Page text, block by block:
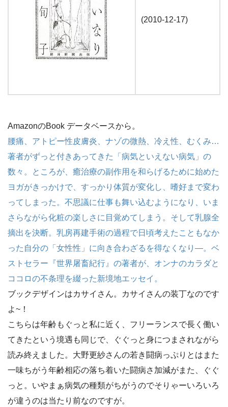
(2010-12-17)
AmazonのBook データベースから。
腰痛、アトピー性皮膚炎、ナゾの微熱、冷え性、むくみ…
著者がずっと付きあってきた「病気といえない病気」の
数々。ところが、癒治療の副作用を和らげるために始めた
ヨガがきっかけで、すっかり体質が変化し、嗜好まで変わ
ってしまった。不思議に仕事も舞い込むようになり、いま
さらながら化粧の楽しさに目覚めてしまう。そして乳腺全
摘出を決断。乳房再建手術の過程で日頃考えたこともなか
った自分の「女性性」に向き合わざるを得なくなり―。ベ
ストセラー『世界屠畜紀行』の著者が、オンナのカラダと
ココロの不条理を綴った新境地エッセイ。
ブックデザインはカサイさん。カサイさんの装丁なのです
よ~！
こちらは年齢もぐっと私に近く、フリーランスで長く働い
てきたという境遇も同じで、ぐぐっと身につまされながら
読み終えました。大野更紗さんの若き闘病っぷりとはまた
一味ちがう年齢相応の落ち着いた闘病さ加減がまた、ぐぐ
っと。いやまぁ病気の種類がちがうのでそりゃーいろいろ
が違うのは当たり前なのですが。